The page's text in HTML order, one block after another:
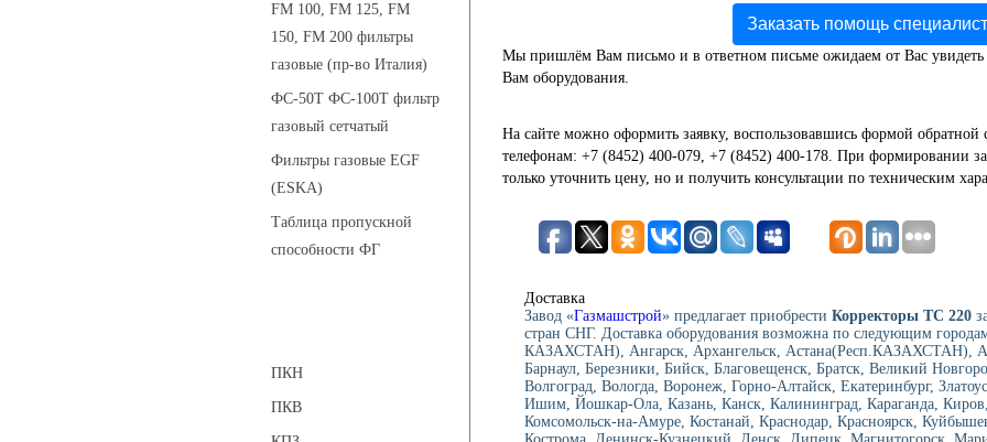
FM 100, FM 125, FM
150, FM 200 фильтры
газовые (пр-во Италия)
ФС-50Т ФС-100Т фильтр
газовый сетчатый
Фильтры газовые EGF
(ESKA)
Таблица пропускной
способности ФГ
ПКН
ПКВ
Заказать помощь
Мы пришлём Вам письмо и в ответном письме ожидаем от Вас увидеть
Вам оборудования.
На сайте можно оформить заявку, воспользовавшись формой
телефонам: +7 (8452) 400-079, +7 (8452) 400-178. При формировании
только уточнить цену, но и получить консультации по техническим
Доставка
Завод «Газмашстрой» предлагает приобрести Корректоры ТС 220
стран СНГ. Доставка оборудования возможна по следующим
КАЗАХСТАН), Ангарск, Архангельск, Астана(Респ.КАЗАХСТАН),
Барнаул, Березники, Бийск, Благовещенск, Братск, Великий
Волгоград, Вологда, Воронеж, Горно-Алтайск, Екатеринбург,
Ишим, Йошкар-Ола, Казань, Канск, Калининград, Караганда,
Комсомольск-на-Амуре, Костанай, Краснодар, Красноярск,